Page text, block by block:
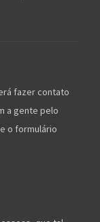
fazer contato
a gente pelo
o formulário